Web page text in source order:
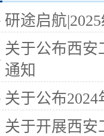
培养
学位
点建设
量管理
硕士招生
导师查询
各学院（研究院）联
研途启航
关于公布西安
通知
关于公布
关于开展西安